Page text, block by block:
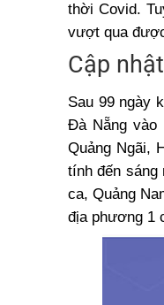
thời Covid.
vượt qua
Cập
Sau 99 ngày
Đà Nẵng vào
Quảng Ngãi,
tính đến sáng
ca, Quảng
địa phương 1